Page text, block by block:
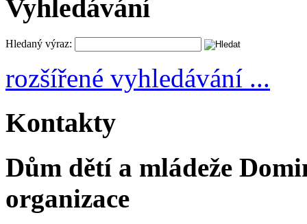
Vyhledávání
Hledaný výraz:
rozšířené vyhledávání ...
Kontakty
Dům dětí a mládeže
organizace